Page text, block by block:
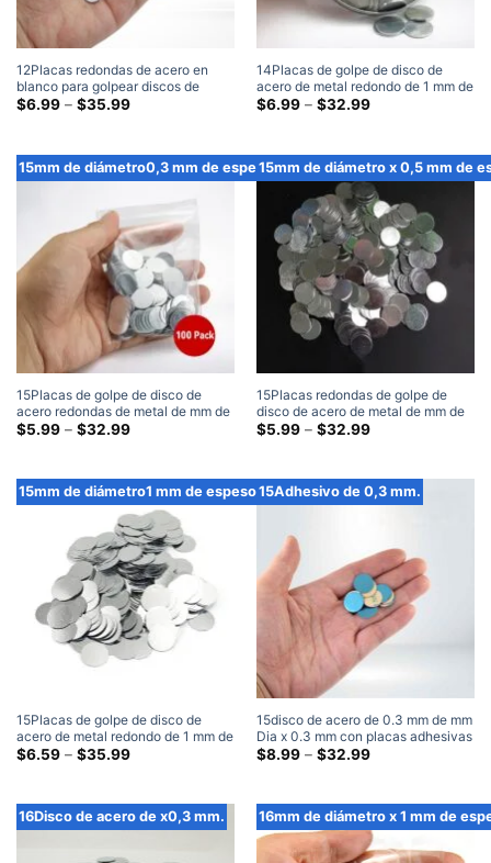
12Placas redondas de acero en
blanco para golpear discos de
acero de 1,5 mm de diámetro x 1,5
$6.99 – $35.99Gama
a
través
$35.99
14Placas de golpe de disco de
acero de metal redondo de 1 mm de
diámetro x 1 mm de espesor
$6.99 – $32.99Gama
a
través
de
$32.99
15mm de diámetro0,3 mm de espesor
15Placas de golpe de disco de
acero redondas de metal de mm de
diámetro x 0,3 mm de espesor
$5.99 – $32.99Gama
a
través
de
$32.99
15mm de diámetro x 0,5 mm de
15Placas redondas de golpe de
disco de acero de metal de mm de
diámetro x 0,5 mm de espesor
$5.99 – $32.99Gama
a
través
15mm de diámetro1 mm de espesor
15Placas de golpe de disco de
acero de metal redondo de 1 mm de
diámetro x 1 mm de espesor
$6.59 – $35.99Gama
a
través
15Adhesivo de 0,3 mm.
15disco de acero de 0.3 mm de mm
Dia x 0.3 mm con placas adhesivas
de metal redonda adhesiva de
$8.99 – $32.99Gama
a
través
de
$32.99
16Disco de acero de x0,3 mm. 16mm de diámetro x 1 mm de